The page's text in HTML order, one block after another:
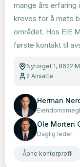
mange års erfaring
kreves for å møte
området. Hos EIE
første kontakt til
Nytorget 1, 8622
2 Ansatte
Herman
Ole Morten
Daglig leder
Åpne kontorprofil